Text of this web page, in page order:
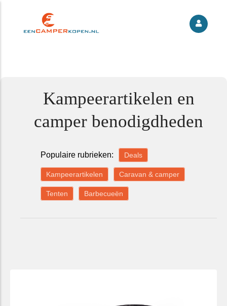
Kampeerartikelen en
camper benodigdheden
Populaire rubrieken: Deals
Kampeerartikelen Caravan & camper
Tenten Barbecueën